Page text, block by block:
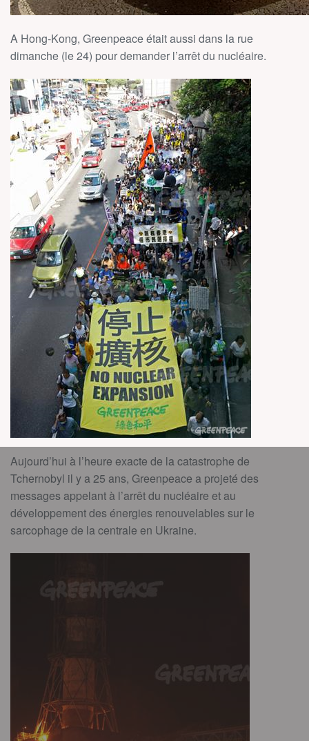
A Hong-Kong, Greenpeace était aussi dans la rue
dimanche (le 24) pour demander l’arrêt du nucléaire.
Aujourd’hui à l’heure exacte de la catastrophe de
Tchernobyl il y a 25 ans, Greenpeace a projeté des
messages appelant à l’arrêt du nucléaire et au
développement des énergies renouvelables sur le
sarcophage de la centrale en Ukraine.